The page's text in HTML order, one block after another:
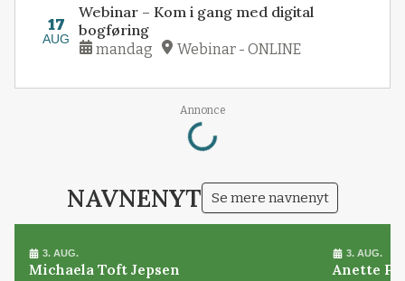
17
AUG
Webinar – Kom i gang med digital
bogføring
mandag Webinar - ONLINE
Annonce
Loading...
NAVNENYT Se mere navnenyt
3. AUG.
Michaela Toft Jepsen
3. AUG.
Anette